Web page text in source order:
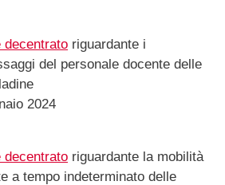
decentrato riguardante i
del personale docente delle
2024
decentrato riguardante la mobilità
a tempo indeterminato delle